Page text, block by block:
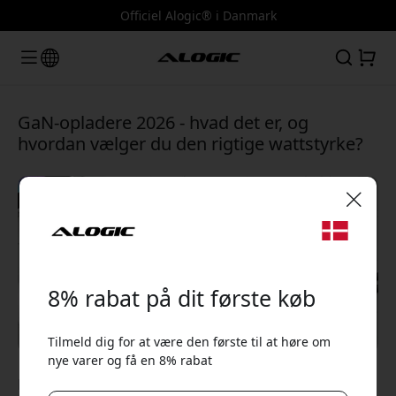
Officiel Alogic® i Danmark
GaN-opladere 2026 - hvad det er, og
hvordan vælger du den rigtige wattstyrke?
8% rabat på dit første køb
Tilmeld dig for at være den første til at høre om
nye varer og få en 8% rabat
🎉 Din rabatkode: